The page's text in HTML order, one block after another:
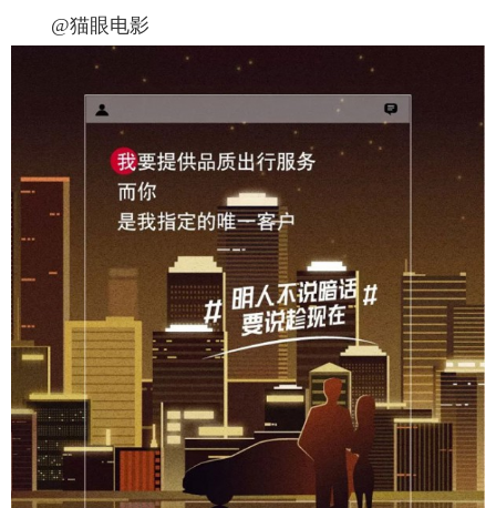
@猫眼电影